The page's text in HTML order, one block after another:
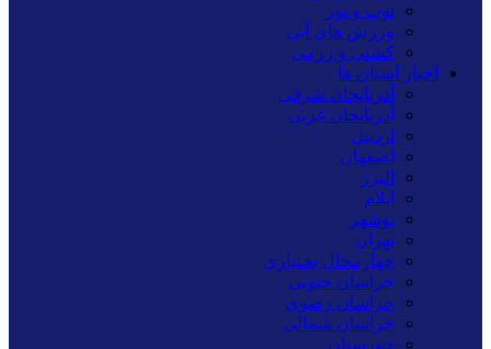
توپ و تور
ورزش های آبی
کشتی و رزمی
اخبار استان ها
آذربایجان شرقی
آذربایجان غربی
اردبیل
اصفهان
البرز
ایلام
بوشهر
تهران
چهارمحال بختیاری
خراسان جنوبی
خراسان رضوی
خراسان شمالی
خوزستان